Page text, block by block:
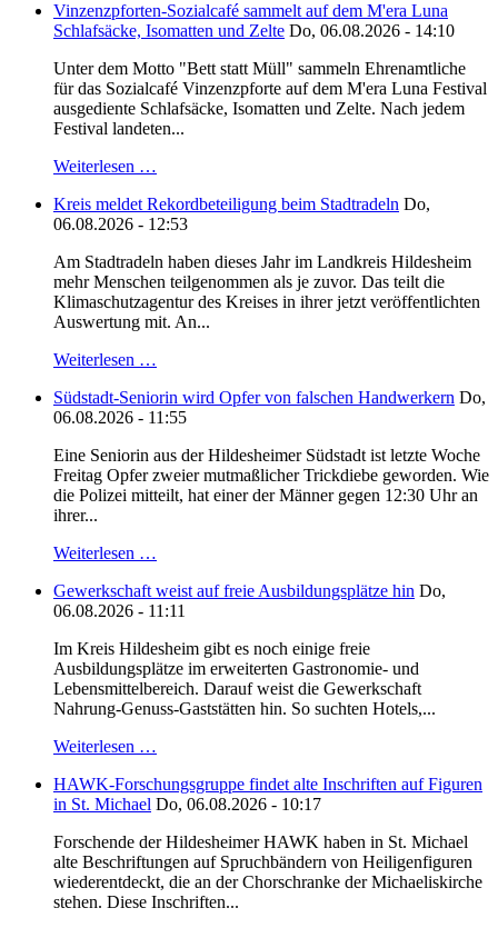
Vinzenzpforten-Sozialcafé sammelt auf dem M'era Luna
Schlafsäcke, Isomatten und Zelte Do, 06.08.2026 - 14:10
Unter dem Motto "Bett statt Müll" sammeln Ehrenamtliche
für das Sozialcafé Vinzenzpforte auf dem M'era Luna Festival
ausgediente Schlafsäcke, Isomatten und Zelte. Nach jedem
Festival landeten...
Weiterlesen …
Kreis meldet Rekordbeteiligung beim Stadtradeln Do,
06.08.2026 - 12:53
Am Stadtradeln haben dieses Jahr im Landkreis Hildesheim
mehr Menschen teilgenommen als je zuvor. Das teilt die
Klimaschutzagentur des Kreises in ihrer jetzt veröffentlichten
Auswertung mit. An...
Weiterlesen …
Südstadt-Seniorin wird Opfer von falschen Handwerkern Do,
06.08.2026 - 11:55
Eine Seniorin aus der Hildesheimer Südstadt ist letzte Woche
Freitag Opfer zweier mutmaßlicher Trickdiebe geworden. Wie
die Polizei mitteilt, hat einer der Männer gegen 12:30 Uhr an
ihrer...
Weiterlesen …
Gewerkschaft weist auf freie Ausbildungsplätze hin Do,
06.08.2026 - 11:11
Im Kreis Hildesheim gibt es noch einige freie
Ausbildungsplätze im erweiterten Gastronomie- und
Lebensmittelbereich. Darauf weist die Gewerkschaft
Nahrung-Genuss-Gaststätten hin. So suchten Hotels,...
Weiterlesen …
HAWK-Forschungsgruppe findet alte Inschriften auf Figuren
in St. Michael Do, 06.08.2026 - 10:17
Forschende der Hildesheimer HAWK haben in St. Michael
alte Beschriftungen auf Spruchbändern von Heiligenfiguren
wiederentdeckt, die an der Chorschranke der Michaeliskirche
stehen. Diese Inschriften...